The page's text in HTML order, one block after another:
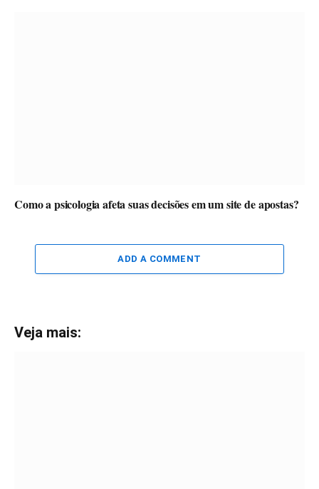
Como a psicologia afeta suas decisões em um site de apostas?
ADD A COMMENT
Veja mais: